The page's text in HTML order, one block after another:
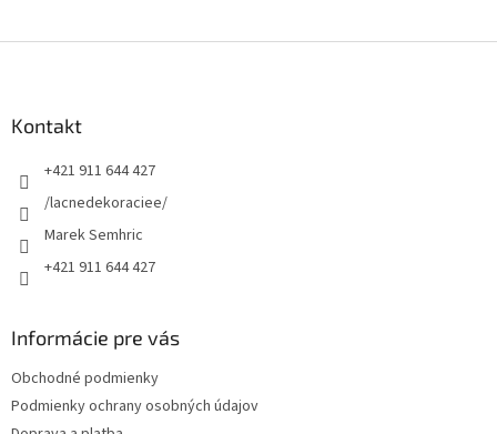
Kontakt
+421 911 644 427
/lacnedekoraciee/
Marek Semhric
+421 911 644 427
Informácie pre vás
Obchodné podmienky
Podmienky ochrany osobných údajov